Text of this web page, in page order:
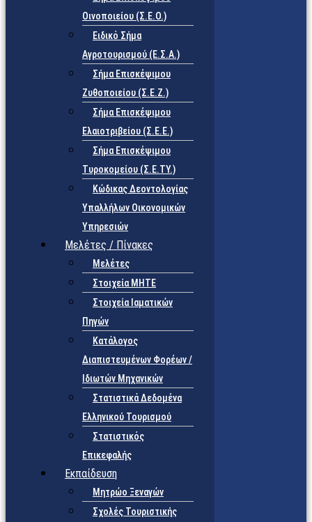
Οινοποιείου (Σ.Ε.Ο.)
Ειδικό Σήμα
Αγροτουρισμού (Ε.Σ.Α.)
Σήμα Επισκέψιμου
Ζυθοποιείου (Σ.Ε.Ζ.)
Σήμα Επισκέψιμου
Ελαιοτριβείου (Σ.Ε.Ε.)
Σήμα Επισκέψιμου
Τυροκομείου (Σ.Ε.TY.)
Κώδικας Δεοντολογίας
Υπαλλήλων Οικονομικών
Υπηρεσιών
Μελέτες / Πίνακες
Μελέτες
Στοιχεία ΜΗΤΕ
Στοιχεία Ιαματικών
Πηγών
Κατάλογος
Διαπιστευμένων Φορέων /
Ιδιωτών Μηχανικών
Στατιστικά Δεδομένα
Ελληνικού Τουρισμού
Στατιστικός
Επικεφαλής
Εκπαίδευση
Μητρώο Ξεναγών
Σχολές Τουριστικής